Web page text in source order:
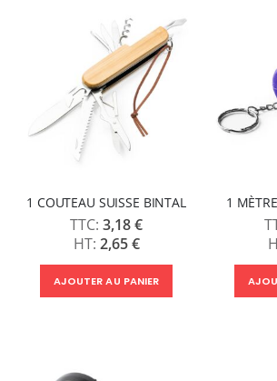
1 COUTEAU SUISSE BINTAL
3,18 €
2,65 €
AJOUTER AU PANIER
1